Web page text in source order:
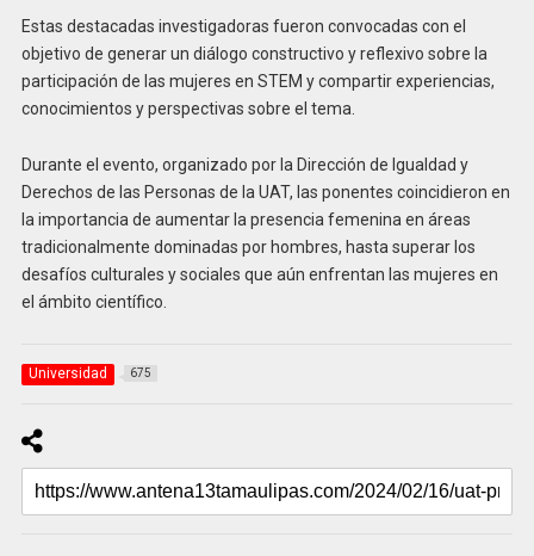
Estas destacadas investigadoras fueron convocadas con el
objetivo de generar un diálogo constructivo y reflexivo sobre la
participación de las mujeres en STEM y compartir experiencias,
conocimientos y perspectivas sobre el tema.
Durante el evento, organizado por la Dirección de Igualdad y
Derechos de las Personas de la UAT, las ponentes coincidieron en
la importancia de aumentar la presencia femenina en áreas
tradicionalmente dominadas por hombres, hasta superar los
desafíos culturales y sociales que aún enfrentan las mujeres en
el ámbito científico.
Universidad 675